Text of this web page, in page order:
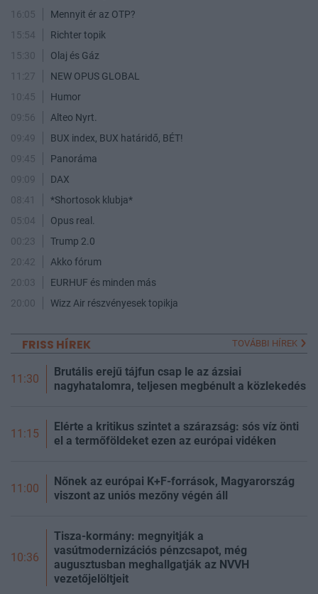
16:05
Mennyit ér az OTP?
15:54
Richter topik
15:30
Olaj és Gáz
11:27
NEW OPUS GLOBAL
10:45
Humor
09:56
Alteo Nyrt.
09:49
BUX index, BUX határidő, BÉT!
09:45
Panoráma
09:09
DAX
08:41
*Shortosok klubja*
05:04
Opus real.
00:23
Trump 2.0
20:42
Akko fórum
20:03
EURHUF és minden más
20:00
Wizz Air részvényesek topikja
FRISS HÍREK TOVÁBBI HÍREK
11:30
Brutális erejű tájfun csap le az ázsiai
nagyhatalomra, teljesen megbénult a közlekedés
11:15
Elérte a kritikus szintet a szárazság: sós víz önti
el a termőföldeket ezen az európai vidéken
11:00
Nőnek az európai K+F-források, Magyarország
viszont az uniós mezőny végén áll
10:36
Tisza-kormány: megnyitják a
vasútmodernizációs pénzcsapot, még
augusztusban meghallgatják az NVVH
vezetőjelöltjeit